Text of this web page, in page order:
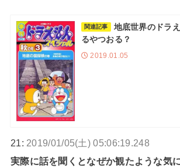
関連記事
地底世界のドラ
るやつおる？
2019.01.05
21: 2019/01/05(土) 05:06:19.248
実際に話を聞くとなぜか観たような気